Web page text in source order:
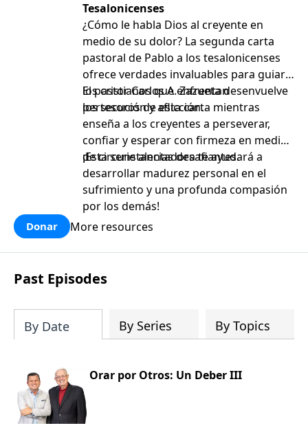
Tesalonicenses
¿Cómo le habla Dios al creyente en
medio de su dolor? La segunda carta
pastoral de Pablo a los tesalonicenses
ofrece verdades invaluables para guiar a
los cristianos que enfrentan
persecución y aflicción.
El pastor Carlos A. Zazueta desenvuelve
los tesoros de esta carta mientras
enseña a los creyentes a perseverar,
confiar y esperar con firmeza en medio
de circunstancias desafiantes.
¡Esta serie alentadora te ayudará a
desarrollar madurez personal en el
sufrimiento y una profunda compasión
por los demás!
Donar More resources
Past Episodes
By Date By Series By Topics
Orar por Otros: Un Deber III